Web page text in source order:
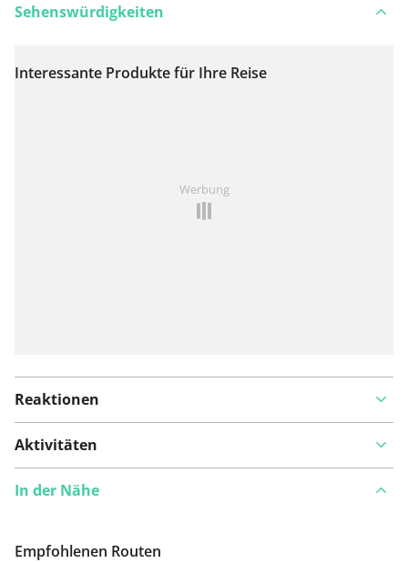
Auf Karte anzeigen
Sehenswürdigkeiten
Interessante Produkte für Ihre Reise
Werbung
Reaktionen
Aktivitäten
In der Nähe
Empfohlenen Routen